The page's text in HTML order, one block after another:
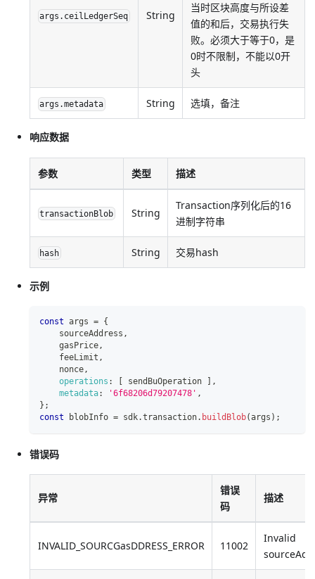
args.ceilLedgerSeq String
当时区块高度与所设差
值的和后，交易执行失
败。必须大于等于0，是
0时不限制，不能以0开
头
args.metadata String 选填，备注
响应数据
参数 类型 描述
transactionBlob String
Transaction序列化后的16
进制字符串
hash String 交易hash
示例
const args = {
    sourceAddress
,
    gasPrice
,
    feeLimit
,
    nonce
,
operations : sendBuOperation
,
metadata: '6f68206d79207478' ,
} ;
const blobInfo = sdk.transaction. buildBlob(args ) ;
错误码
异常
错误
码
描述
INVALID_SOURCGasDDRESS_ERROR 11002
Invalid